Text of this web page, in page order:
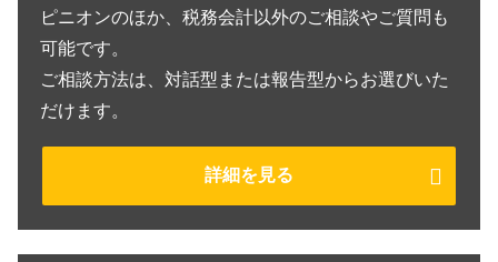
ピニオンのほか、税務会計以外のご相談やご質問も
可能です。
ご相談方法は、対話型または報告型からお選びいた
だけます。
詳細を見る